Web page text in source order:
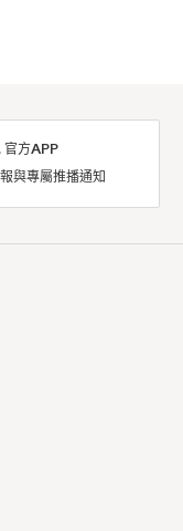
方APP
與專屬推播通知